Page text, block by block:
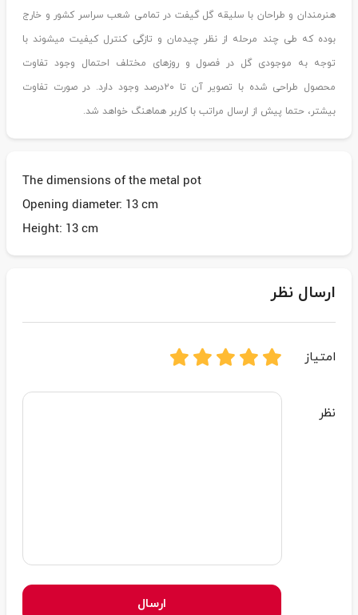
هنرمندان و طراحان با سلیقه گل گیفت در تمامی شعب سراسر کشور و خارج
بوده که طی چند مرحله از نظر چیدمان و تازگی کنترل کیفیت میشوند با
توجه به موجودی گل در فصول و روزهای مختلف احتمال وجود تفاوت
محصول طراحی شده با تصویر آن تا ۲۰درصد وجود دارد. در صورت تفاوت
بیشتر، حتما پیش از ارسال مراتب با کاربر هماهنگ خواهد شد.
The dimensions of the metal pot
Opening diameter: 13 cm
Height: 13 cm
ارسال نظر
امتیاز
نظر
ارسال